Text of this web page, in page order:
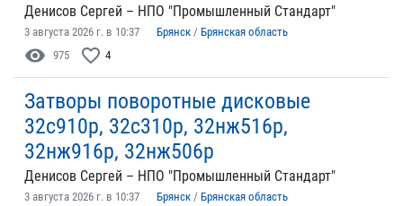
Денисов Сергей – НПО "Промышленный Стандарт"
3 августа 2026 г. в 10:37 Брянск / Брянская область
visibility 975 favorite_border 4
Затворы поворотные дисковые
32с910р, 32с310р, 32нж516р,
32нж916р, 32нж506р
Денисов Сергей – НПО "Промышленный Стандарт"
3 августа 2026 г. в 10:37 Брянск / Брянская область